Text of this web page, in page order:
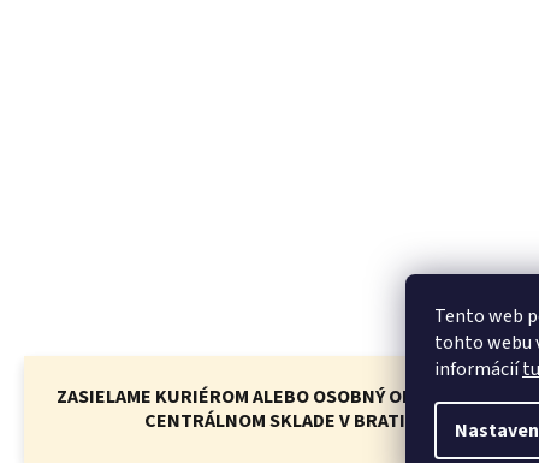
Tento web
tohto webu
informáciítu
ZASIELAME KURIÉROM ALEBO OSOBNÝ ODBER NA
CENTRÁLNOM SKLADE V BRATISLAVE